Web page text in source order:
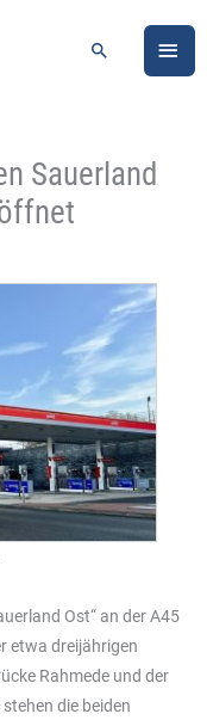
Suchen
Sauerland
Ost“ an der A45
etwa dreijährigen
Rahmede und der
die beiden